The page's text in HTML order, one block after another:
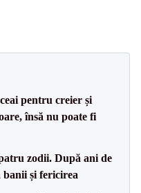
pentru creier și
însă nu poate fi
zodii. După ani de
banii și fericirea